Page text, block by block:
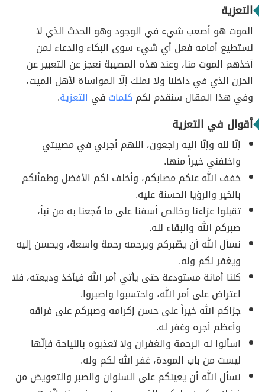
التعزية
الموت هو أصعب شيء في الوجود وهو الحدث الذي لا
نستطيع أمامه فعل أي شيء سوى البكاء والدعاء لمن
أخذهم الموت منا، وعند هذه المصيبة نعجز عن التعبير عن
الحزن الذي في داخلنا ولا نملك إلّا المواساة لأهل الميت،
وفي هذا المقال سنقدم لكم كلمات في التعزية.
أقوال في التعزية
إنّا لله وإنّا إليه راجعون، اللهم أجرني في مصيبتي
واخلفني خيراً منها.
خفف الله عنكم مصابكم، وأخلف لكم الأفضل وطمأنكم
بالخير والرؤيا الحسنة عليه.
تقبلوا عزاءنا وخالص أسفنا على ما فُجعنا به من نبأ،
صبركم الله والبقاء لله.
نسأل الله أن يصّبركم ويرحمه رحمة واسعة، ويحسن إليه
ويغفر لكم وله.
كلنا أمانة مستودعة حتى يأتي أمر الله فيأخذ وديعته، فلا
اعتراض على أمر الله، واحتسبوا واصبروا.
جزاكم الله خيراً على حسن إكرامه وصبركم على فراقه
وأعظم أجره وغفر له.
اسألوا له الرحمة والغفران ولا تعذبوه بالنياحة فإنّها
ليست من باب المودة، غفر الله لكم وله.
نسأل الله أن يعينكم على السلوان والصبر والتعويض من